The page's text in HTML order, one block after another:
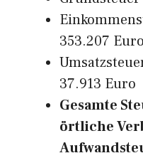
353.207 Euro
37.913 Euro
Gesamte
örtliche